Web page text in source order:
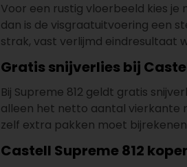
Voor een rustig vloerbeeld kies
dan is de visgraatuitvoering een
strak, vast verlijmd eindresultaat
Gratis snijverlies bij
Bij Supreme 812 geldt gratis
alleen het netto aantal vierkante
zelf extra pakken moet
Castell Supreme 812